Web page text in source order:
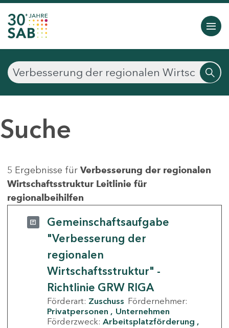
Suche
5 Ergebnisse für Verbesserung der regionalen
Wirtschaftsstruktur Leitlinie für
regionalbeihilfen
Gemeinschaftsaufgabe
"Verbesserung der
regionalen
Wirtschaftsstruktur" -
Richtlinie GRW RIGA
Förderart: Zuschuss Fördernehmer:
Privatpersonen
Unternehmen
Förderzweck: Arbeitsplatzförderung